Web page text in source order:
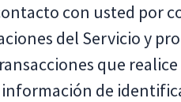
con usted por
del Servicio y
que
de